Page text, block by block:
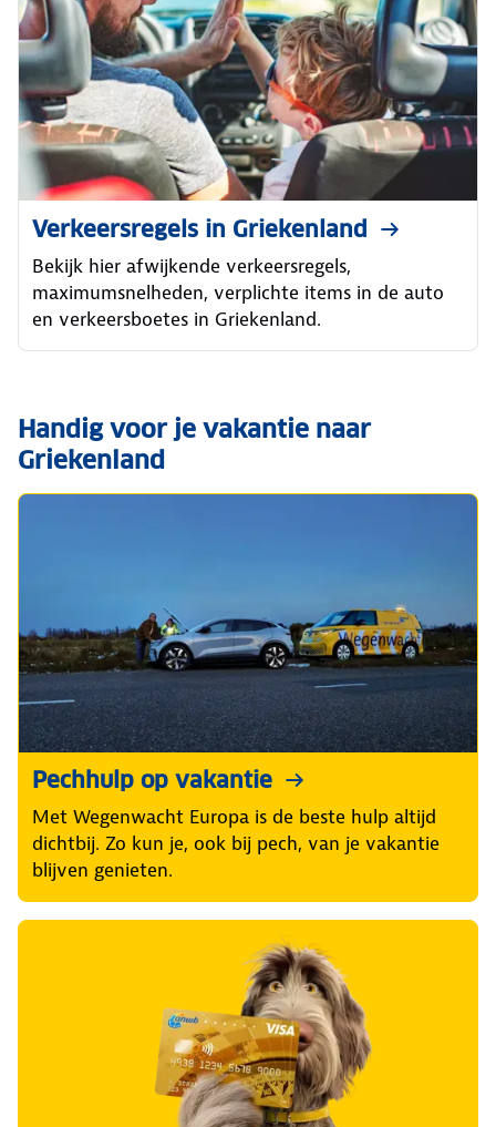
Verkeersregels in Griekenland
Bekijk hier afwijkende verkeersregels,
maximumsnelheden, verplichte items in de auto
en verkeersboetes in Griekenland.
Handig voor je vakantie naar
Griekenland
Pechhulp op vakantie
Met Wegenwacht Europa is de beste hulp altijd
dichtbij. Zo kun je, ook bij pech, van je vakantie
blijven genieten.